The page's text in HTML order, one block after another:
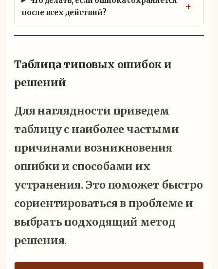
после всех действий?
Таблица типовых ошибок и
решений
Для наглядности приведем
таблицу с наиболее частыми
причинами возникновения
ошибки и способами их
устранения. Это поможет быстро
сориентироваться в проблеме и
выбрать подходящий метод
решения.